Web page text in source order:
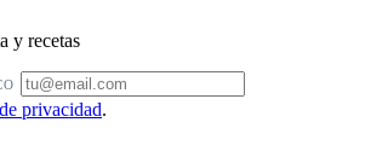
y recetas
privacidad.